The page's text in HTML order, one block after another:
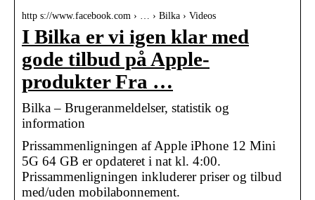
http s://www.facebook.com › … › Bilka › Videos
I Bilka er vi igen klar med
gode tilbud på Apple-
produkter Fra …
Bilka – Brugeranmeldelser, statistik og
information
Prissammenligningen af Apple iPhone 12 Mini
5G 64 GB er opdateret i nat kl. 4:00.
Prissammenligningen inkluderer priser og tilbud
med/uden mobilabonnement.